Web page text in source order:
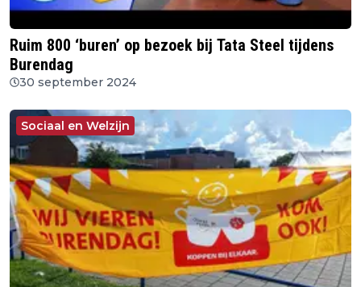
Ruim 800 ‘buren’ op bezoek bij Tata Steel tijdens
Burendag
30 september 2024
Sociaal en Welzijn